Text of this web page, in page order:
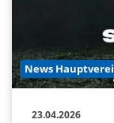
News
23.04.2026